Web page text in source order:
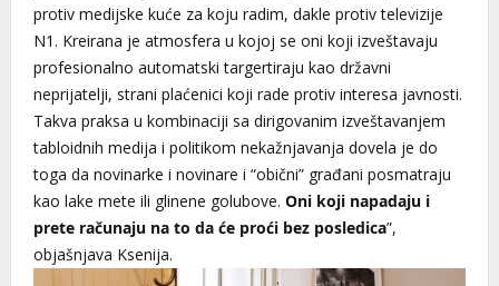
protiv medijske kuće za koju radim, dakle protiv televizije
N1. Kreirana je atmosfera u kojoj se oni koji izveštavaju
profesionalno automatski targertiraju kao državni
neprijatelji, strani plaćenici koji rade protiv interesa javnosti.
Takva praksa u kombinaciji sa dirigovanim izveštavanjem
tabloidnih medija i politikom nekažnjavanja dovela je do
toga da novinarke i novinare i “obični” građani posmatraju
kao lake mete ili glinene golubove. Oni koji napadaju i
prete računaju na to da će proći bez posledica”,
objašnjava Ksenija.